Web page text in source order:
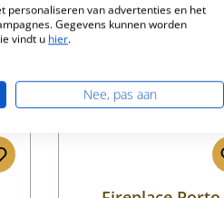
personaliseren van advertenties en het
Gegevens kunnen worden
vindt u hier.
Nee, pas aan